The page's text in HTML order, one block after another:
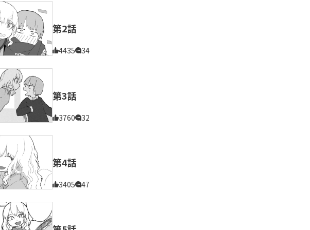
第2話
4435 34
第3話
3760 32
第4話
3405 47